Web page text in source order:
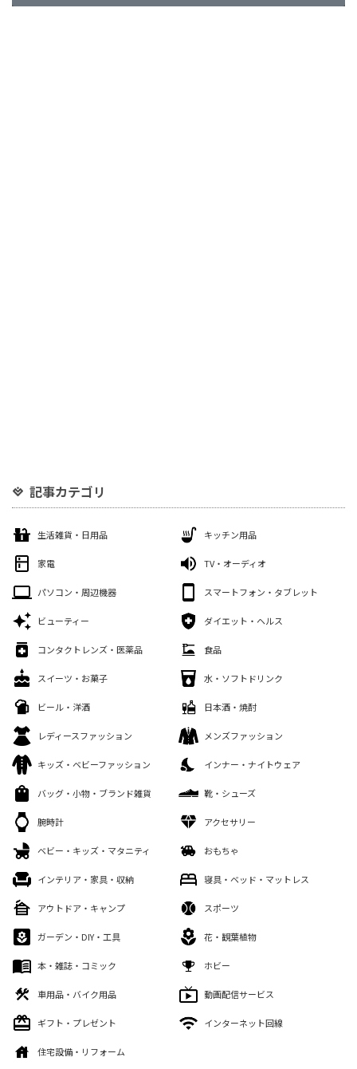
記事カテゴリ
生活雑貨・日用品 キッチン用品
家電 TV・オーディオ
パソコン・周辺機器 スマートフォン・タブレット
ビューティー ダイエット・ヘルス
コンタクトレンズ・医薬品 食品
スイーツ・お菓子 水・ソフトドリンク
ビール・洋酒 日本酒・焼酎
レディースファッション メンズファッション
キッズ・ベビーファッション インナー・ナイトウェア
バッグ・小物・ブランド雑貨 靴・シューズ
腕時計 アクセサリー
ベビー・キッズ・マタニティ おもちゃ
インテリア・家具・収納 寝具・ベッド・マットレス
アウトドア・キャンプ スポーツ
ガーデン・DIY・工具 花・観葉植物
本・雑誌・コミック ホビー
車用品・バイク用品 動画配信サービス
ギフト・プレゼント インターネット回線
住宅設備・リフォーム